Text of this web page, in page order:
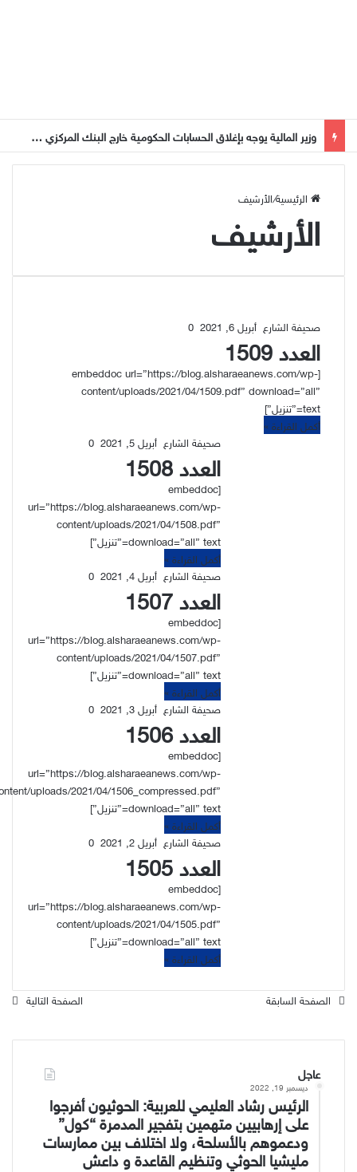
وزير المالية يوجه بإغلاق الحسابات الحكومية خارج البنك المركزي وإيقاف الصرف المباشر من الإيرادات
الرئيسية/الأرشيف
الأرشيف
صحيفة الشارع أبريل 6, 2021 0
العدد 1509
[embeddoc url=”https://blog.alsharaeanews.com/wp-
content/uploads/2021/04/1509.pdf” download=”all”
text=”تنزيل”]
أكمل القراءة »
صحيفة الشارع أبريل 5, 2021 0
العدد 1508
[embeddoc
url=”https://blog.alsharaeanews.com/wp-
content/uploads/2021/04/1508.pdf”
download=”all” text=”تنزيل”]
أكمل القراءة »
صحيفة الشارع أبريل 4, 2021 0
العدد 1507
[embeddoc
url=”https://blog.alsharaeanews.com/wp-
content/uploads/2021/04/1507.pdf”
download=”all” text=”تنزيل”]
أكمل القراءة »
صحيفة الشارع أبريل 3, 2021 0
العدد 1506
[embeddoc
url=”https://blog.alsharaeanews.com/wp-
uploads/2021/04/1506_compressed.pdf”
download=”all” text=”تنزيل”]
أكمل القراءة »
صحيفة الشارع أبريل 2, 2021 0
العدد 1505
[embeddoc
url=”https://blog.alsharaeanews.com/wp-
content/uploads/2021/04/1505.pdf”
download=”all” text=”تنزيل”]
أكمل القراءة »
الصفحة السابقة الصفحة التالية
عاجل
ديسمبر 19, 2022
الرئيس رشاد العليمي للعربية: الحوثيون أفرجوا
على إرهابيين متهمين بتفجير المدمرة “كول”
ودعموهم بالأسلحة، ولا اختلاف بين ممارسات
مليشيا الحوثي وتنظيم القاعدة و داعش